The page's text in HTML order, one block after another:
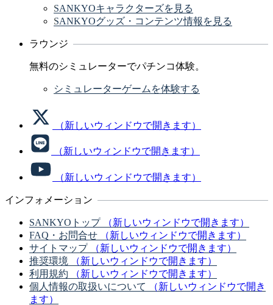
SANKYOキャラクターズを見る
SANKYOグッズ・コンテンツ情報を見る
ラウンジ
無料のシミュレーターでパチンコ体験。
シミュレーターゲームを体験する
（新しいウィンドウで開きます）
（新しいウィンドウで開きます）
（新しいウィンドウで開きます）
インフォメーション
SANKYOトップ
（新しいウィンドウで開きます）
FAQ・お問合せ
（新しいウィンドウで開きます）
サイトマップ
（新しいウィンドウで開きます）
推奨環境
（新しいウィンドウで開きます）
利用規約
（新しいウィンドウで開きます）
個人情報の取扱いについて
（新しいウィンドウで開き
ます）